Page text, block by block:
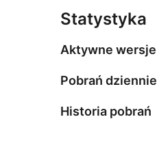
Statystyka
Aktywne wersje
Pobrań dziennie
Historia pobrań